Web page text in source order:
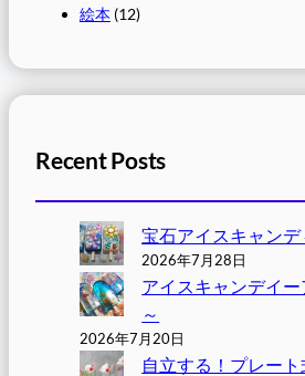
絵本 (12)
Recent Posts
宝石アイスキャンデ
2026年7月28日
アイスキャンデイ
～
2026年7月20日
自立する！プレー